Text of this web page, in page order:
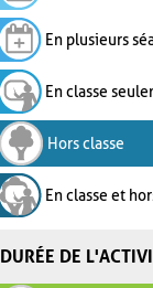
En plusieurs
En classe
Hors classe
En classe et
DURÉE DE